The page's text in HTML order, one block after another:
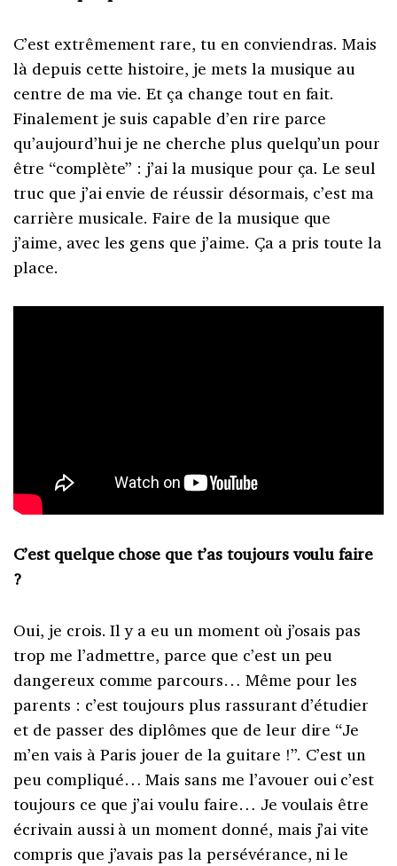
C’est extrêmement rare, tu en conviendras. Mais
là depuis cette histoire, je mets la musique au
centre de ma vie. Et ça change tout en fait.
Finalement je suis capable d’en rire parce
qu’aujourd’hui je ne cherche plus quelqu’un pour
être “complète” : j’ai la musique pour ça. Le seul
truc que j’ai envie de réussir désormais, c’est ma
carrière musicale. Faire de la musique que
j’aime, avec les gens que j’aime. Ça a pris toute la
place.
C’est quelque chose que t’as toujours voulu faire
?
Oui, je crois. Il y a eu un moment où j’osais pas
trop me l’admettre, parce que c’est un peu
dangereux comme parcours… Même pour les
parents : c’est toujours plus rassurant d’étudier
et de passer des diplômes que de leur dire “Je
m’en vais à Paris jouer de la guitare !”. C’est un
peu compliqué… Mais sans me l’avouer oui c’est
toujours ce que j’ai voulu faire… Je voulais être
écrivain aussi à un moment donné, mais j’ai vite
compris que j’avais pas la persévérance, ni le